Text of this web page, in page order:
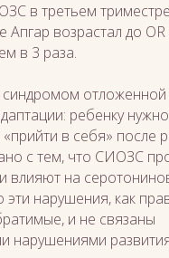
в третьем триместре
Апгар возрастал до
в 3 раза.
синдромом отложенной
ребенку
в себя» после
с тем, что СИОЗС
влияют на
эти нарушения, как
и не связаны
нарушениями